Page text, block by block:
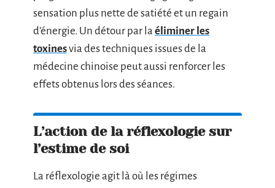
sensation plus nette de satiété et un regain
d’énergie. Un détour par la éliminer les
toxinesvia des techniques issues de la
médecine chinoise peut aussi renforcer les
effets obtenus lors des séances.
L’action de la réflexologie sur
l’estime de soi
La réflexologie agit là où les régimes